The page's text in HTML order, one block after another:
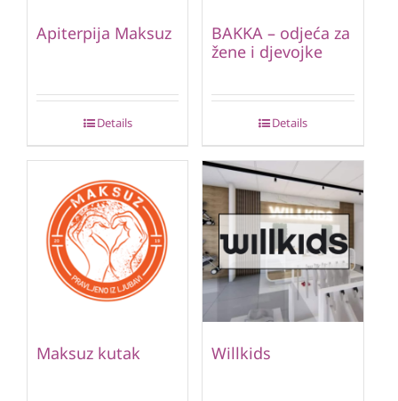
Apiterpija Maksuz
Details
BAKKA – odjeća za
žene i djevojke
Details
Maksuz kutak Willkids